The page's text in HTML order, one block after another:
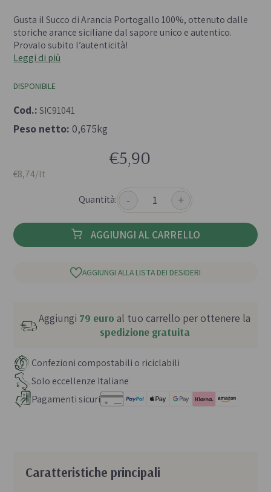
-
Gusta il Succo di Arancia Portogallo 100%, ottenuto dalle
storiche arance siciliane dal sapore unico e autentico.
Provalo subito l’autenticità!
Leggi di più
DISPONIBILE
Cod.: SIC91041
Peso netto: 0,675kg
€5,90
€8,74/lt
Quantità:
- +
AGGIUNGI AL CARRELLO
AGGIUNGI ALLA LISTA DEI DESIDERI
Aggiungi 79 euro al tuo carrello per ottenere la
spedizione gratuita
Confezioni compostabili o riciclabili
Solo eccellenze Italiane
Pagamenti sicuri
Caratteristiche principali